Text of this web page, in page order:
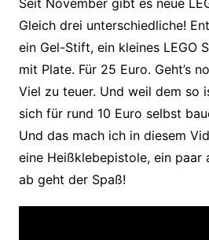
Seit November gibt es neue
Gleich drei unterschiedliche!
ein Gel-Stift, ein kleines LEGO
mit Plate. Für 25 Euro. Geht’s
Viel zu teuer. Und weil dem so
sich für rund 10 Euro selbst
Und das mach ich in diesem
eine Heißklebepistole, ein paar
ab geht der Spaß!